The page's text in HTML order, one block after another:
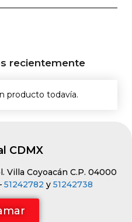
recientemente
producto todavía.
CDMX
Villa Coyoacán C.P. 04000
51242782 y 51242738